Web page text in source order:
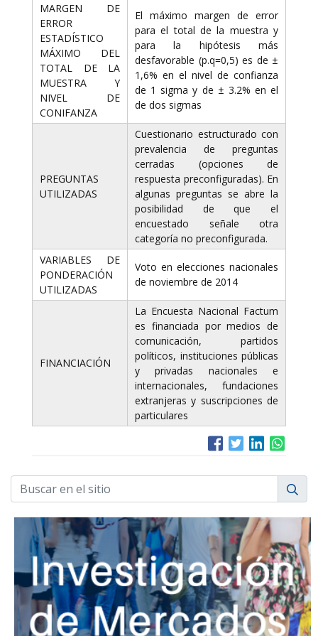
MARGEN DE
ERROR
ESTADÍSTICO
MÁXIMO DEL
TOTAL DE LA
MUESTRA Y
NIVEL DE
CONIFANZA
El máximo margen de error
para el total de la muestra y
para la hipótesis más
desfavorable (p.q=0,5) es de ±
1,6% en el nivel de confianza
de 1 sigma y de ± 3.2% en el
de dos sigmas
PREGUNTAS
UTILIZADAS
Cuestionario estructurado con
prevalencia de preguntas
cerradas (opciones de
respuesta preconfiguradas). En
algunas preguntas se abre la
posibilidad de que el
encuestado señale otra
categoría no preconfigurada.
VARIABLES DE
PONDERACIÓN
UTILIZADAS
Voto en elecciones nacionales
de noviembre de 2014
FINANCIACIÓN
La Encuesta Nacional Factum
es financiada por medios de
comunicación, partidos
políticos, instituciones públicas
y privadas nacionales e
internacionales, fundaciones
extranjeras y suscripciones de
particulares